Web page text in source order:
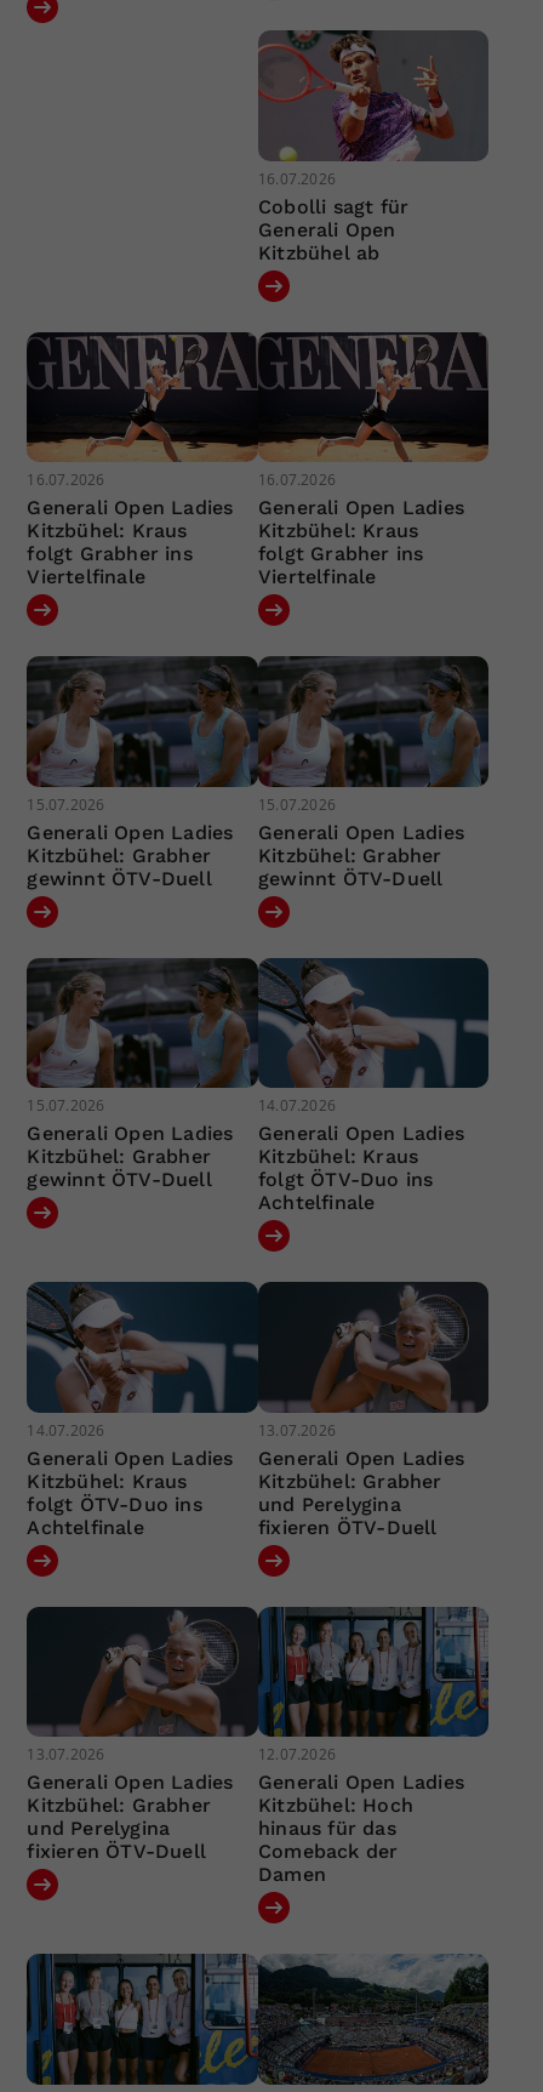
16.07.2026
Cobolli sagt für
Generali Open
Kitzbühel ab
16.07.2026
Generali Open Ladies
Kitzbühel: Kraus
folgt Grabher ins
Viertelfinale
16.07.2026
Generali Open Ladies
Kitzbühel: Kraus
folgt Grabher ins
Viertelfinale
15.07.2026
Generali Open Ladies
Kitzbühel: Grabher
gewinnt ÖTV-Duell
15.07.2026
Generali Open Ladies
Kitzbühel: Grabher
gewinnt ÖTV-Duell
15.07.2026
Generali Open Ladies
Kitzbühel: Grabher
gewinnt ÖTV-Duell
14.07.2026
Generali Open Ladies
Kitzbühel: Kraus
folgt ÖTV-Duo ins
Achtelfinale
14.07.2026
Generali Open Ladies
Kitzbühel: Kraus
folgt ÖTV-Duo ins
Achtelfinale
13.07.2026
Generali Open Ladies
Kitzbühel: Grabher
und Perelygina
fixieren ÖTV-Duell
13.07.2026
Generali Open Ladies
Kitzbühel: Grabher
und Perelygina
fixieren ÖTV-Duell
12.07.2026
Generali Open Ladies
Kitzbühel: Hoch
hinaus für das
Comeback der
Damen